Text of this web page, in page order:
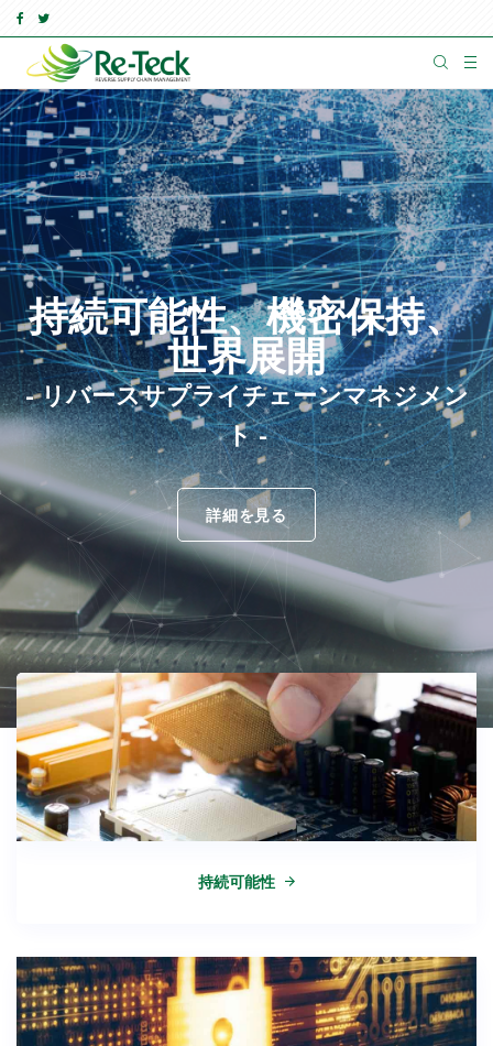
持続可能性、機密保持、
世界展開
- リバースサプライチェーンマネジメン
ト -
詳細を見る
持続可能性